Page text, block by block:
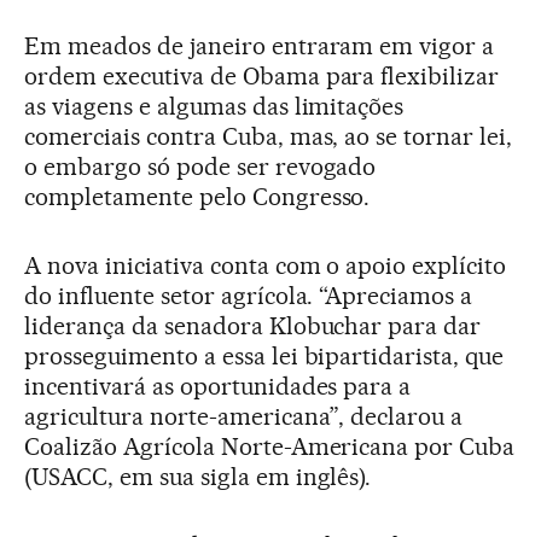
Em meados de janeiro entraram em vigor a
ordem executiva de Obama para flexibilizar
as viagens e algumas das limitações
comerciais contra Cuba, mas, ao se tornar lei,
o embargo só pode ser revogado
completamente pelo Congresso.
A nova iniciativa conta com o apoio explícito
do influente setor agrícola. “Apreciamos a
liderança da senadora Klobuchar para dar
prosseguimento a essa lei bipartidarista, que
incentivará as oportunidades para a
agricultura norte-americana”, declarou a
Coalizão Agrícola Norte-Americana por Cuba
(USACC, em sua sigla em inglês).